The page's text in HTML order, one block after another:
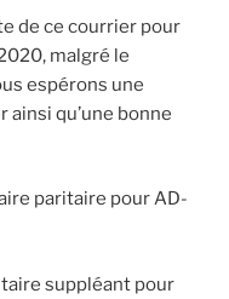
de ce courrier pour
malgré le
espérons une
qu’une bonne
paritaire pour AD-
suppléant pour